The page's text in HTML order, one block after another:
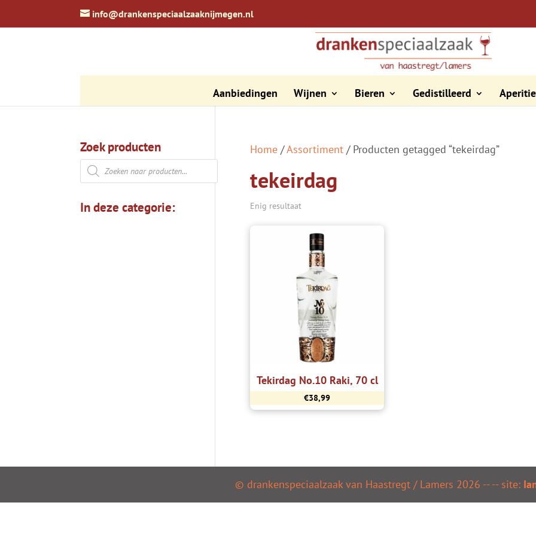
info@drankenspeciaalzaaknijmegen.nl
Aanbiedingen Wijnen Bieren Gedistilleerd
zoeken
Home/Assortiment/ Producten getagged “tekeirdag”
tekeirdag
Enig resultaat
Tekirdag No.10 Raki, 70 cl
€38,99
Zoek producten
Producten
zoeken
In deze categorie:
© drankenspeciaalzaak van Haastregt / Lamers 2026 ---- site: